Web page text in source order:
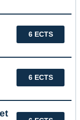
6 ECTS
6 ECTS